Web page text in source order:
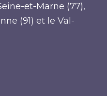
et-Marne (77),
(91) et le Val-